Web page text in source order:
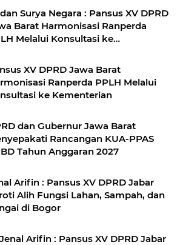
Surya Negara : Pansus XV DPRD
Barat Harmonisasi Ranperda
Melalui Konsultasi ke
XV DPRD Jawa Barat
Ranperda PPLH Melalui
ke Kementerian
dan Gubernur Jawa Barat
Rancangan KUA-PPAS
Tahun Anggaran 2027
: Pansus XV DPRD Jabar
Alih Fungsi Lahan, Sampah, dan
di Bogor
Arifin : Pansus XV DPRD Jabar